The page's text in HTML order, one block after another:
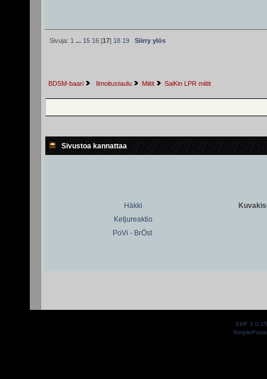
Sivuja: 1 ... 15 16[17] 18 19 Siirry ylös
BDSM-baari Ilmoitustaulu Miitit SaiKin LPR miitit
Sivustoa kannattaa
Häkki
Ketjureaktio
PoVi - BrÖst
SMF 2.0.15